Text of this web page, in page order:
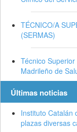
TÉCNICO/A
(SERMAS)
Técnico
Madrileño de
Últimas noticias
Instituto Catalán
plazas diversas